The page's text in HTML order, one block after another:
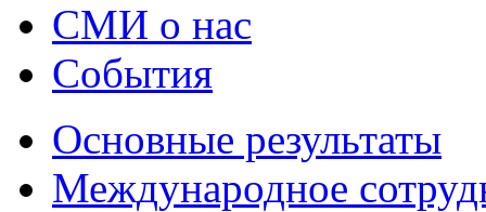
СМИ о нас
События
Основные результаты
Международное